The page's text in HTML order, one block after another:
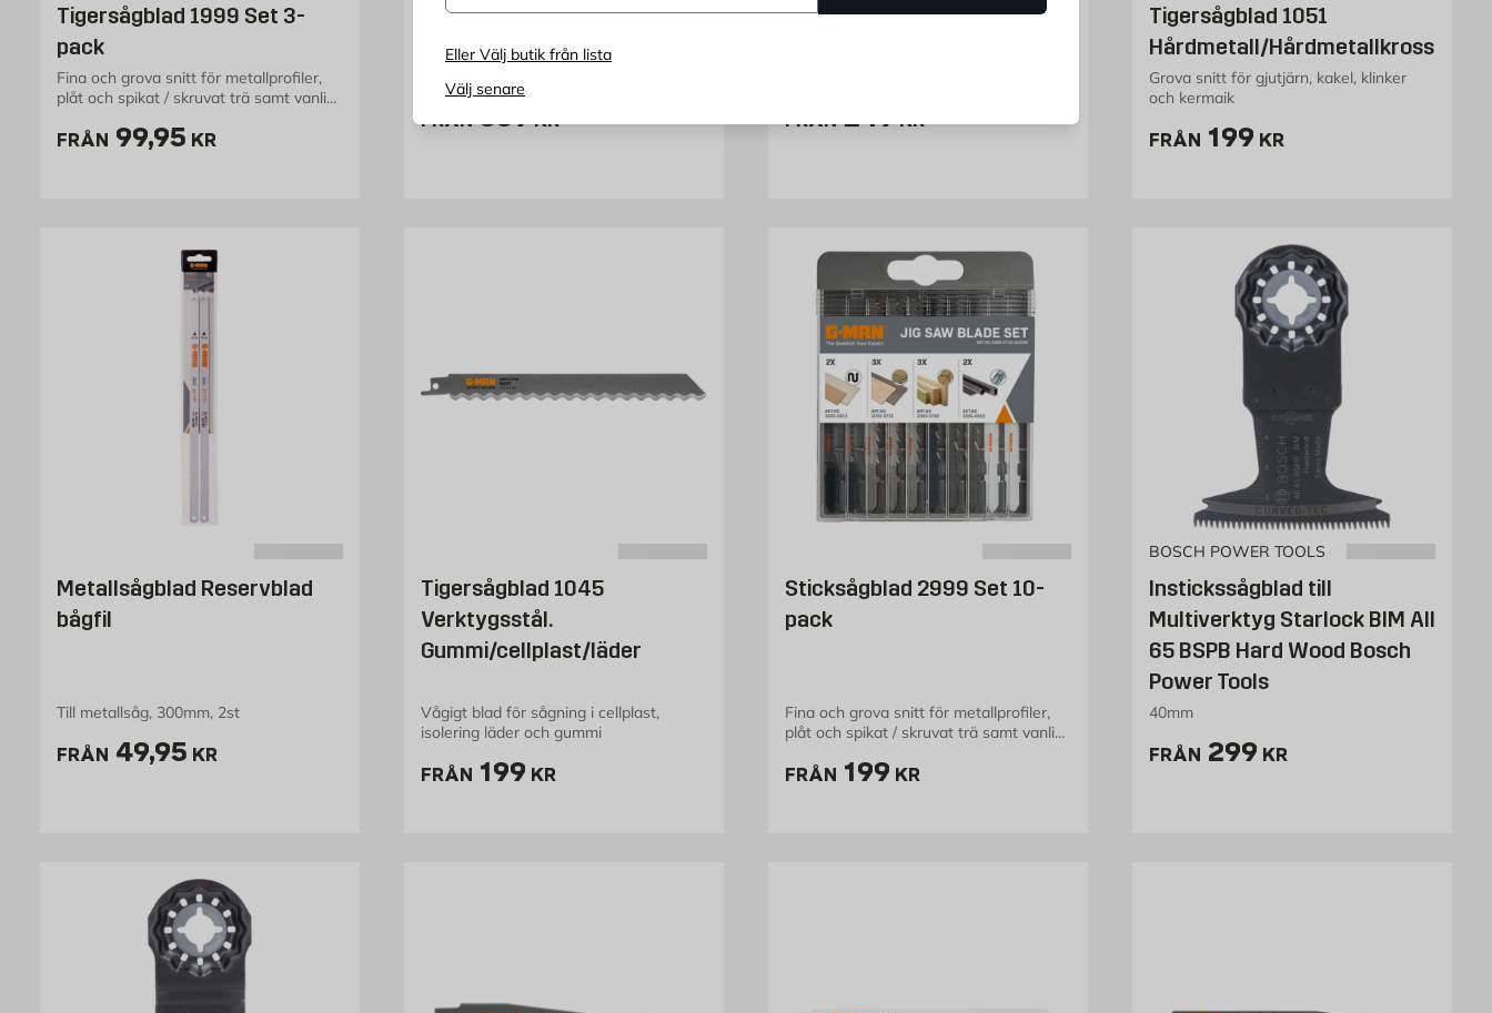
Eller Välj butik från lista
Välj senare
Tigersågblad 1999 Set 3-
pack
Fina och grova snitt för metallprofiler,
plåt och spikat / skruvat trä samt vanligt
FRÅN Pris 99.95 kr
99,95 KR
CIRKELSÅGSBLAD EXT 24T
165X20 DEWALT
24T 165X20
FRÅN 339KR
MULTIBLAD SET DEWALT
FRÅN 249KR
Tigersågblad 1051
Hårdmetall/Hårdmetallkross
Grova snitt för gjutjärn, kakel, klinker
och kermaik
FRÅN Pris 199 kr
199 KR
Metallsågblad Reservblad
bågfil
Till metallsåg, 300mm, 2st
FRÅN Pris 49.95 kr
49,95 KR
Tigersågblad 1045
Verktygsstål.
Gummi/cellplast/läder
Vågigt blad för sågning i cellplast,
isolering läder och gummi
FRÅN Pris 199 kr
199 KR
Sticksågblad 2999 Set 10-
pack
Fina och grova snitt för metallprofiler,
plåt och spikat / skruvat trä samt vanligt
FRÅN Pris 199 kr
199 KR
BOSCH POWER TOOLS
Instickssågblad till
Multiverktyg Starlock BIM AII
65 BSPB Hard Wood Bosch
Power Tools
40mm
FRÅN Pris 299 kr
299 KR